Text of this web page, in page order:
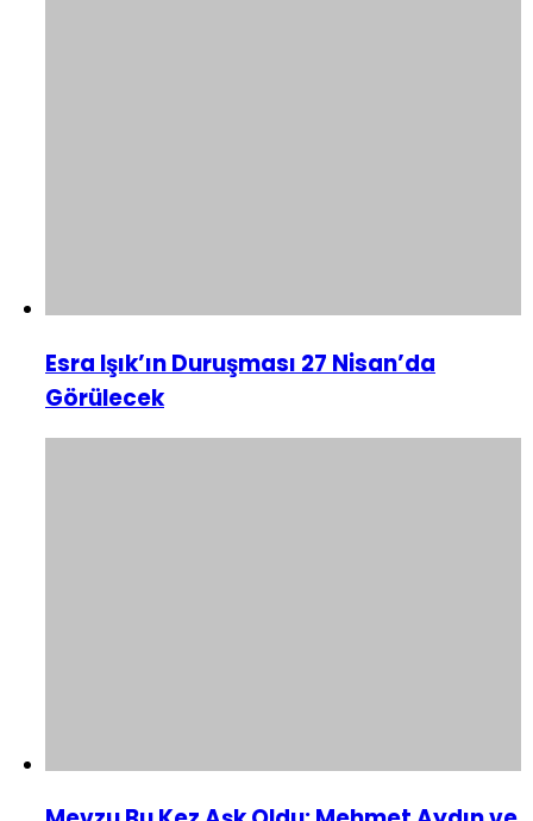
Esra Işık’ın Duruşması 27 Nisan’da
Görülecek